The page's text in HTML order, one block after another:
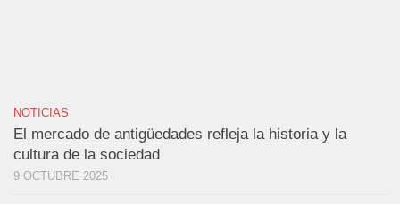
NOTICIAS
El mercado de antigüedades refleja la historia y la
cultura de la sociedad
9 OCTUBRE 2025